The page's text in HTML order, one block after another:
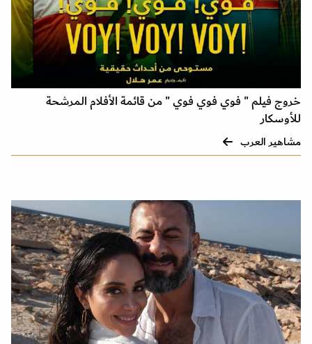
خروج فيلم " فوي فوي فوي " من قائمة الأفلام المرشحة
للأوسكار
مشاهير العرب